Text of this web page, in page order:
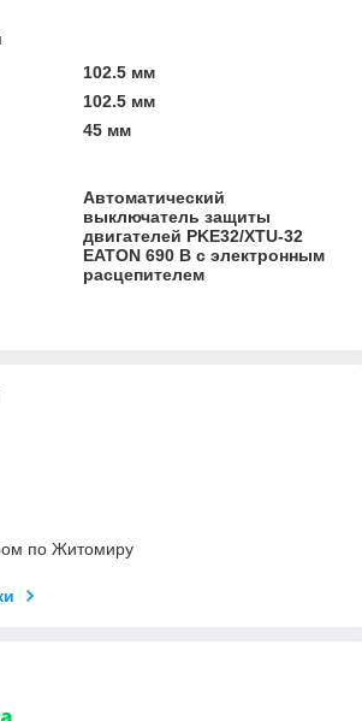
102.5 мм
102.5 мм
45 мм
Автоматический
выключатель защиты
двигателей PKE32/XTU-32
EATON 690 В с электронным
расцепителем
по Житомиру